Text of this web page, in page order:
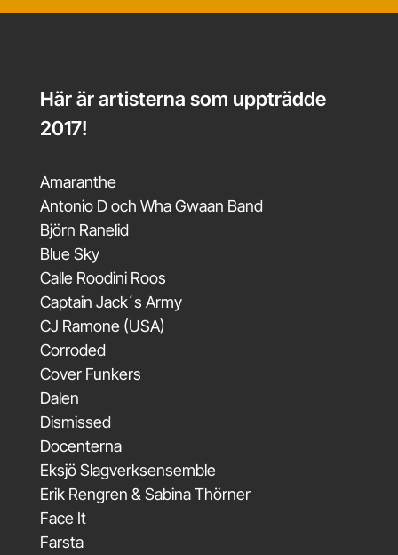
Här är artisterna som uppträdde
2017!
Amaranthe
Antonio D och Wha Gwaan Band
Björn Ranelid
Blue Sky
Calle Roodini Roos
Captain Jack´s Army
CJ Ramone (USA)
Corroded
Cover Funkers
Dalen
Dismissed
Docenterna
Eksjö Slagverksensemble
Erik Rengren & Sabina Thörner
Face It
Farsta